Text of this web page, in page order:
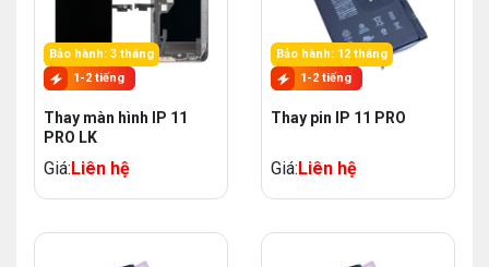
Bảo hành: 3 tháng
1-2 tiếng
Thay màn hình IP 11
PRO LK
Giá:Liên hệ
Bảo hành: 12 tháng
1-2 tiếng
Thay pin IP 11 PRO
Giá:Liên hệ